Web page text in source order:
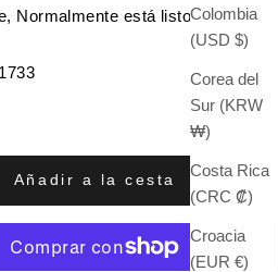
Colombia
(USD $)
Corea del
Sur (KRW
₩)
Costa Rica
(CRC ₡)
Croacia
(EUR €)
Normalmente está listo en 24
Añadir a la cesta